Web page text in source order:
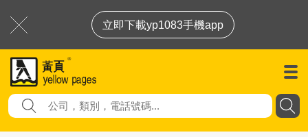
立即下載yp1083手機app